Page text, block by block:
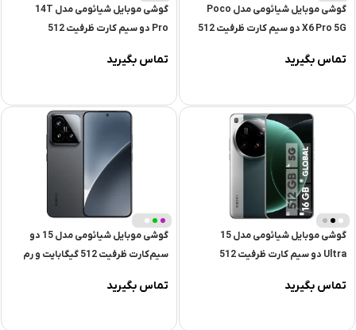
گوشی موبایل شیائومی مدل Poco
X6 Pro 5G دو سیم کارت ظرفیت 512
تماس بگیرید
گوشی موبایل شیائومی مدل 14T
Pro دو سیم کارت ظرفیت 512
تماس بگیرید
گوشی موبایل شیائومی مدل 15
Ultra دو سیم کارت ظرفیت 512
تماس بگیرید
گوشی موبایل شیائومی مدل 15 دو
سیم‌کارت ظرفیت 512 گیگابایت و رم
تماس بگیرید